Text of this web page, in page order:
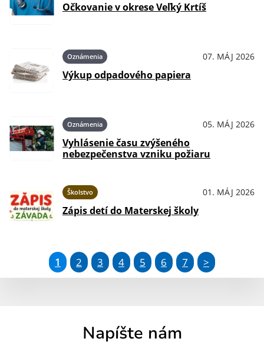
Očkovanie v okrese Veľký Krtíš
Oznámenia 07. MÁJ 2026
Výkup odpadového papiera
Oznámenia 05. MÁJ 2026
Vyhlásenie času zvýšeného
nebezpečenstva vzniku požiaru
Školstvo 01. MÁJ 2026
Zápis detí do Materskej školy
1 2 3 4 5 6 7 >
Napíšte nám